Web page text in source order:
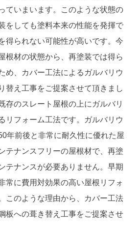
ていまいます。このような状態の
をしても塗料本来の性能を発揮で
得られない可能性が高いです。今
根材の状態から、再塗装では得ら
め、カバー工法によるガルバリウ
替え工事をご提案させて頂きまし
存のスレート屋根の上にガルバリ
リフォーム工法です。ガルバリウ
年前後と非常に耐久性に優れた屋
テナンスフリーの屋根材で、再塗
テナンスが必要ありません。早期
常に費用対効果の高い屋根リフォ
このような理由から、カバー工法
板への葺き替え工事をご提案させ